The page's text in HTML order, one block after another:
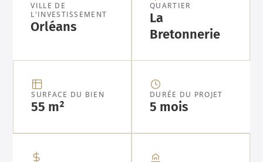
VILLE DE
L'INVESTISSEMENT
Orléans
QUARTIER
La
Bretonnerie
SURFACE DU BIEN
55 m²
DURÉE DU PROJET
5 mois